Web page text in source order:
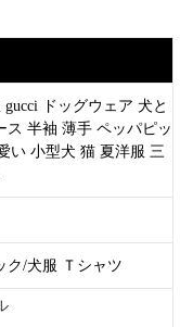
ドッグウェア 犬と
ス 半袖 薄手 ペッパピッ
い 小型犬 猫 夏洋服 三
ク/犬服 Ｔシャツ